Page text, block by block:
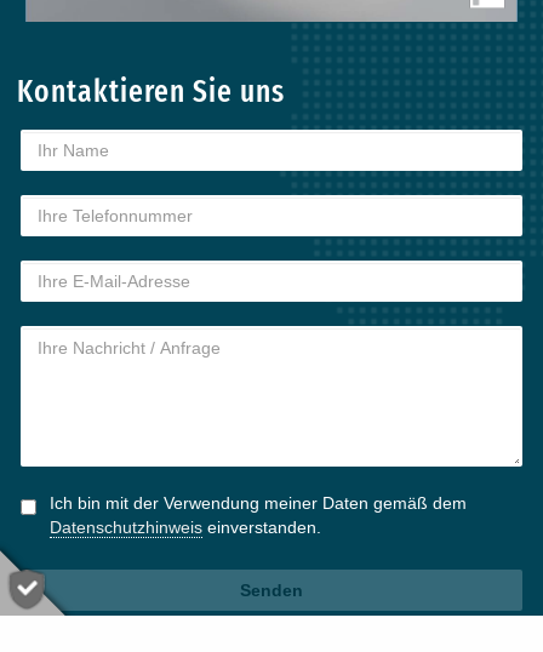
Kontaktieren Sie uns
Ich bin mit der Verwendung meiner Daten gemäß dem
Datenschutzhinweis einverstanden.
Senden